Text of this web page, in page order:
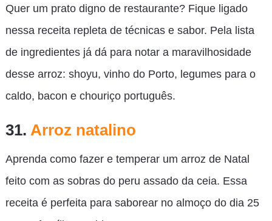
Quer um prato digno de restaurante? Fique ligado
nessa receita repleta de técnicas e sabor. Pela lista
de ingredientes já dá para notar a maravilhosidade
desse arroz: shoyu, vinho do Porto, legumes para o
caldo, bacon e chouriço português.
31. Arroz natalino
Aprenda como fazer e temperar um arroz de Natal
feito com as sobras do peru assado da ceia. Essa
receita é perfeita para saborear no almoço do dia 25